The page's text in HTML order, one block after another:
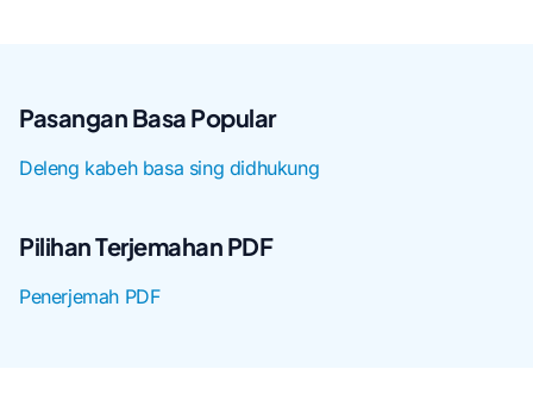
Pasangan Basa Popular
Deleng kabeh basa sing didhukung
Pilihan Terjemahan PDF
Penerjemah PDF